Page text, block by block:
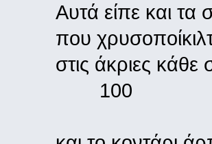
Αυτά είπε και τα
που
στις άκριες
100